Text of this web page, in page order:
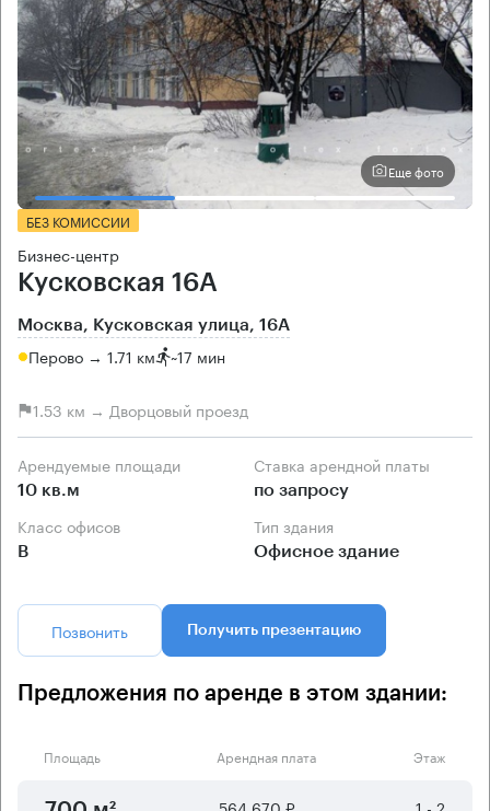
Еще фото
БЕЗ КОМИССИИ
Бизнес-центр
Кусковская 16А
Москва, Кусковская улица, 16А
Перово → 1.71 км ~17 мин
1.53 км → Дворцовый проезд
Арендуемые площади
10 кв.м
Ставка арендной платы
по запросу
Класс офисов
B
Тип здания
Офисное здание
Позвонить Получить презентацию
Предложения по аренде в этом здании:
Площадь Арендная плата Этаж
564 670 ₽ 1 - 2